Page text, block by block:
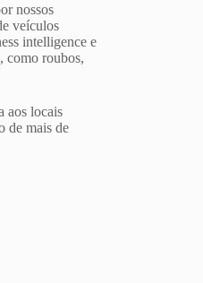
nossos
veículos
intelligence e
como roubos,
aos locais
de mais de